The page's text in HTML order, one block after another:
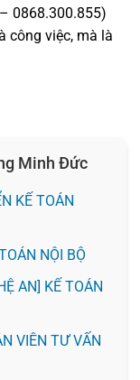
0868.300.855)
công việc, mà là
Minh Đức
KẾ TOÁN
NỘI BỘ
AN] KẾ TOÁN
VIÊN TƯ VẤN